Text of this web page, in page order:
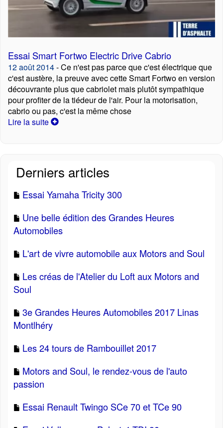
Essai Smart Fortwo Electric Drive Cabrio
12 août 2014- Ce n'est pas parce que c'est électrique que
c'est austère, la preuve avec cette Smart Fortwo en version
découvrante plus que cabriolet mais plutôt sympathique
pour profiter de la tiédeur de l'air. Pour la motorisation,
cabrio ou pas, c'est la même chose
Lire la suite
Derniers articles
Essai Yamaha Tricity 300
Une belle édition des Grandes Heures
Automobiles
L'art de vivre automobile aux Motors and Soul
Les créas de l'Atelier du Loft aux Motors and
Soul
3e Grandes Heures Automobiles 2017 Linas
Montlhéry
Les 24 tours de Rambouillet 2017
Motors and Soul, le rendez-vous de l'auto
passion
Essai Renault Twingo SCe 70 et TCe 90